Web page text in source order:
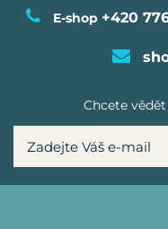
E-shop +420
Chcete